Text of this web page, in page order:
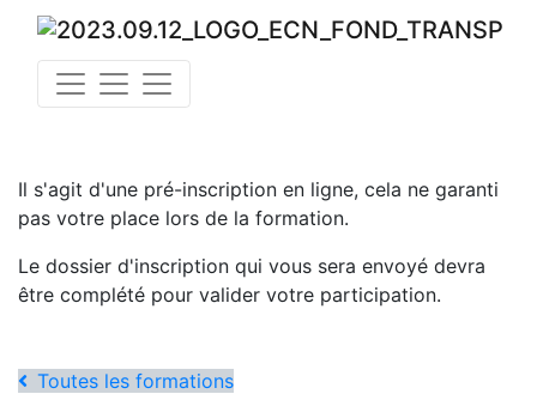
Il s'agit d'une pré-inscription en ligne, cela ne garanti
pas votre place lors de la formation.
Le dossier d'inscription qui vous sera envoyé devra
être complété pour valider votre participation.
Toutes les formations